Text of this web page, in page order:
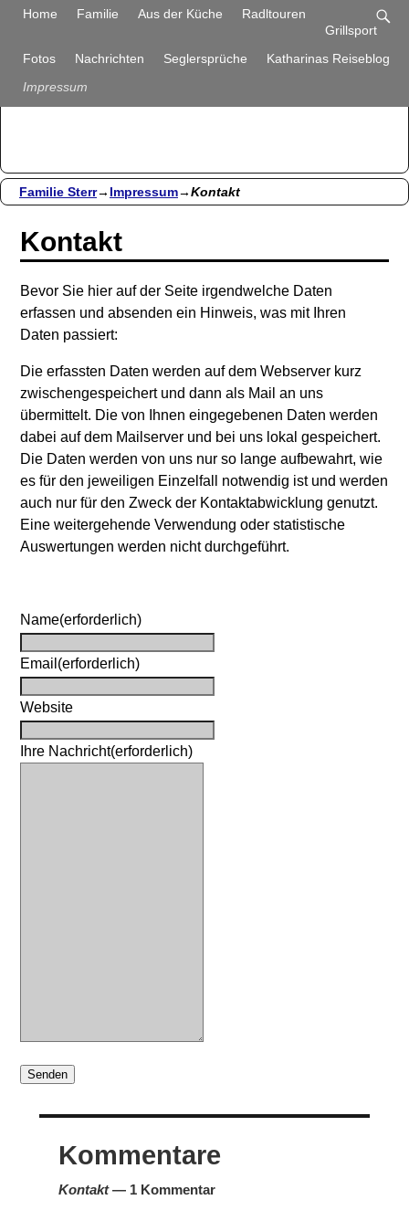
Home Familie Aus der Küche
Radltouren
Grillsport
Fotos
Nachrichten Seglersprüche
Katharinas Reiseblog
Impressum
Familie Sterr
Familie Sterr→ Impressum→Kontakt
Kontakt
Bevor Sie hier auf der Seite irgendwelche Daten
erfassen und absenden ein Hinweis, was mit Ihren
Daten passiert:
Die erfassten Daten werden auf dem Webserver kurz
zwischengespeichert und dann als Mail an uns
übermittelt. Die von Ihnen eingegebenen Daten werden
dabei auf dem Mailserver und bei uns lokal gespeichert.
Die Daten werden von uns nur so lange aufbewahrt, wie
es für den jeweiligen Einzelfall notwendig ist und werden
auch nur für den Zweck der Kontaktabwicklung genutzt.
Eine weitergehende Verwendung oder statistische
Auswertungen werden nicht durchgeführt.
Name(erforderlich)
Email (erforderlich)
Website
Ihre Nachricht(erforderlich)
Senden
Kommentare
Kontakt— 1 Kommentar